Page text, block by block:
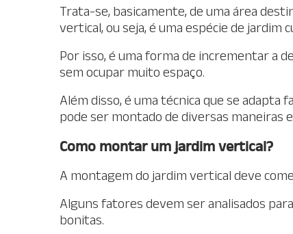
Trata-se, basicamente, de uma área
vertical, ou seja, é uma espécie de jardim
Por isso, é uma forma de incrementar a
sem ocupar muito espaço.
Além disso, é uma técnica que se
pode ser montado de diversas maneiras
Como montar um jardim vertical?
A montagem do jardim vertical deve
Alguns fatores devem ser analisados
bonitas.